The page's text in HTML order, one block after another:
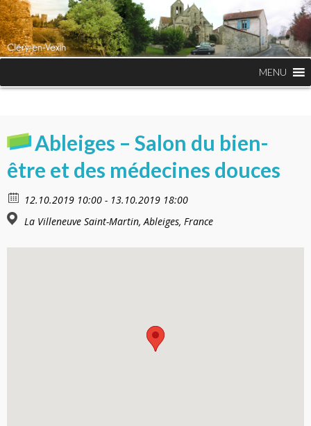
MENU
Ableiges – Salon du bien-
être et des médecines douces
12.10.2019 10:00 - 13.10.2019 18:00
La Villeneuve Saint-Martin, Ableiges, France